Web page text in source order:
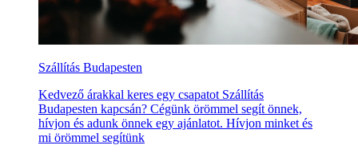
Szállítás Budapesten
Kedvező árakkal keres egy csapatot Szállítás
Budapesten kapcsán? Cégünk örömmel segít önnek,
hívjon és adunk önnek egy ajánlatot. Hívjon minket és
mi örömmel segítünk